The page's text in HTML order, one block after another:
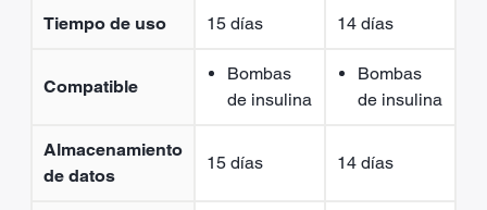
Tiempo de uso 15 días 14 días
Compatible
Bombas
de insulina
Bombas
de insulina
Almacenamiento
de datos
15 días 14 días